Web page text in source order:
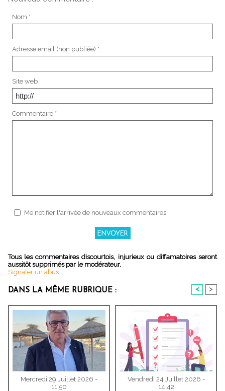
Nom * :
Adresse email (non publiée) * :
Site web :
Commentaire * :
Me notifier l'arrivée de nouveaux commentaires
Tous les commentaires discourtois, injurieux ou diffamatoires seront
aussitôt supprimés par le modérateur.
Signaler un abus
DANS LA MÊME RUBRIQUE : < >
Mercredi 29 Juillet 2026 -
11:50
Vendredi 24 Juillet 2026 -
14:42